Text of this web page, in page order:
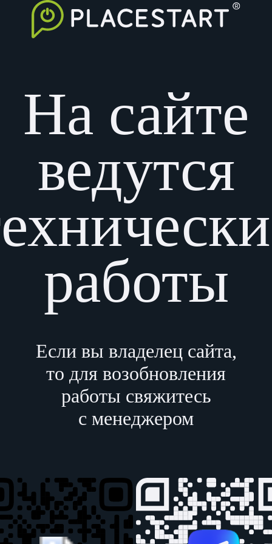
На сайте
ведутся
работы
Если вы владелец сайта,
то для возобновления
работы свяжитесь
с менеджером